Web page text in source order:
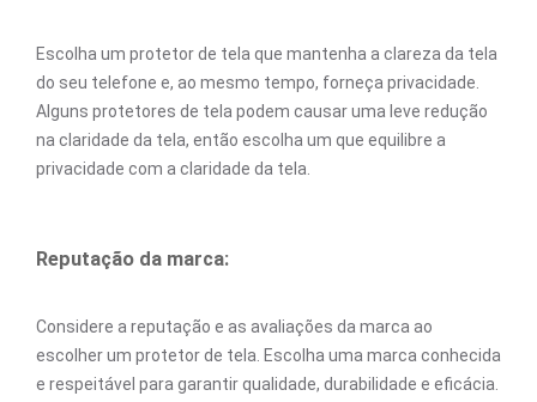
Escolha um protetor de tela que mantenha a clareza da tela
do seu telefone e, ao mesmo tempo, forneça privacidade.
Alguns protetores de tela podem causar uma leve redução
na claridade da tela, então escolha um que equilibre a
privacidade com a claridade da tela.
Reputação da marca:
Considere a reputação e as avaliações da marca ao
escolher um protetor de tela. Escolha uma marca conhecida
e respeitável para garantir qualidade, durabilidade e eficácia.